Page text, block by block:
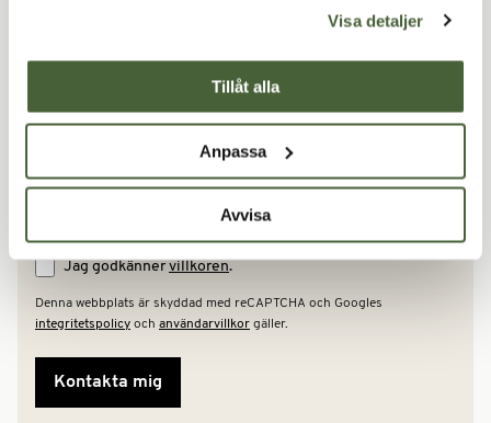
Visa detaljer
Tillåt alla
Anpassa
Avvisa
Din e-post*
Telefon
Jag godkänner villkoren.
Denna webbplats är skyddad med reCAPTCHA och Googles
integritetspolicy och användarvillkor gäller.